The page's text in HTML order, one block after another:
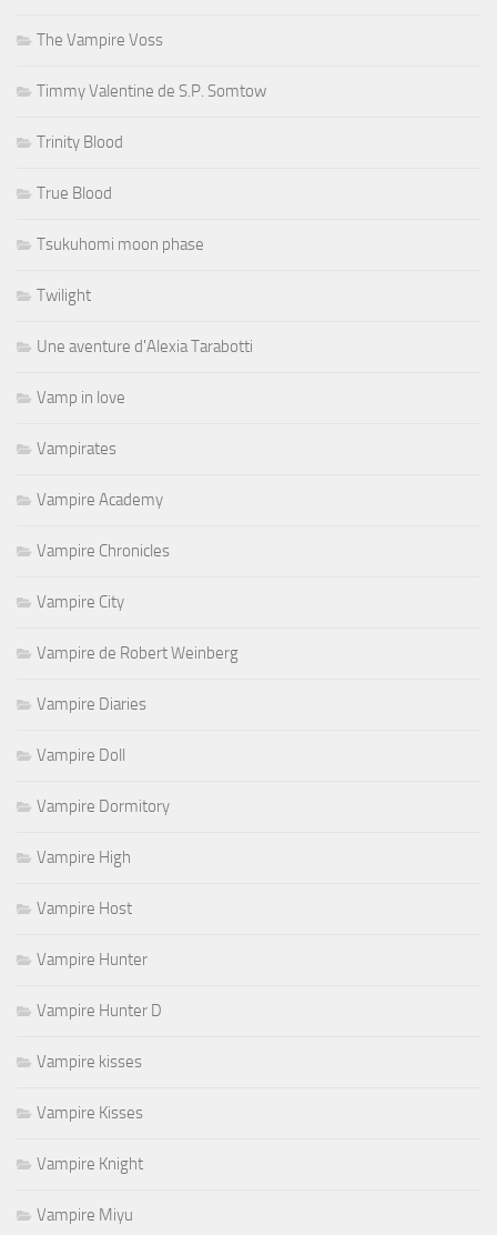
The Vampire Voss
Timmy Valentine de S.P. Somtow
Trinity Blood
True Blood
Tsukuhomi moon phase
Twilight
Une aventure d'Alexia Tarabotti
Vamp in love
Vampirates
Vampire Academy
Vampire Chronicles
Vampire City
Vampire de Robert Weinberg
Vampire Diaries
Vampire Doll
Vampire Dormitory
Vampire High
Vampire Host
Vampire Hunter
Vampire Hunter D
Vampire kisses
Vampire Kisses
Vampire Knight
Vampire Miyu